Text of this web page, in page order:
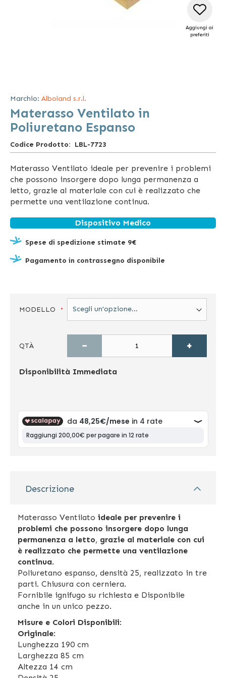
galleria
di
immagini
Aggiungi ai
preferiti
Marchio: Alboland s.r.l.
Materasso Ventilato in
Poliuretano Espanso
Codice Prodotto LBL-7723
Materasso Ventilato ideale per prevenire i problemi
che possono insorgere dopo lunga permanenza a
letto, grazie al materiale con cui è realizzato che
permette una ventilazione continua.
Dispositivo Medico
Spese di spedizione stimate 9€
Pagamento in contrassegno disponibile
MODELLO
QTÀ − +
Disponibilità Immediata
Descrizione
Materasso Ventilato ideale per prevenire i
problemi che possono insorgere dopo lunga
permanenza a letto, grazie al materiale con cui
è realizzato che permette una ventilazione
continua.
Poliuretano espanso, densità 25, realizzato in tre
parti. Chiusura con cerniera.
Fornibile ignifugo su richiesta e Disponibile
anche in un unico pezzo.
Misure e Colori Disponibili:
Originale:
Lunghezza 190 cm
Larghezza 85 cm
Altezza 14 cm